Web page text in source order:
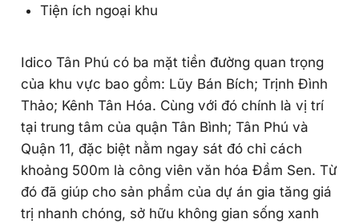
Tiện ích ngoại khu
Idico Tân Phú có ba mặt tiền đường quan trọng
của khu vực bao gồm: Lũy Bán Bích; Trịnh Đình
Thảo; Kênh Tân Hóa. Cùng với đó chính là vị trí
tại trung tâm của quận Tân Bình; Tân Phú và
Quận 11, đặc biệt nằm ngay sát đó chỉ cách
khoảng 500m là công viên văn hóa Đầm Sen. Từ
đó đã giúp cho sản phẩm của dự án gia tăng giá
trị nhanh chóng, sở hữu không gian sống xanh